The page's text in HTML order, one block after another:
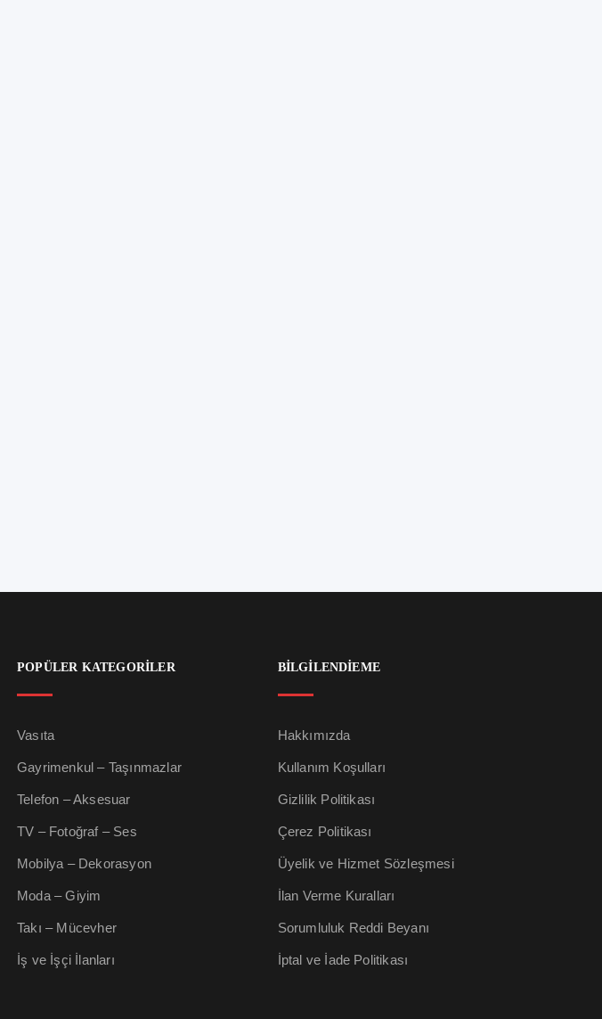
POPÜLER KATEGORİLER
Vasıta
Gayrimenkul – Taşınmazlar
Telefon – Aksesuar
TV – Fotoğraf – Ses
Mobilya – Dekorasyon
Moda – Giyim
Takı – Mücevher
İş ve İşçi İlanları
BİLGİLENDİEME
Hakkımızda
Kullanım Koşulları
Gizlilik Politikası
Çerez Politikası
Üyelik ve Hizmet Sözleşmesi
İlan Verme Kuralları
Sorumluluk Reddi Beyanı
İptal ve İade Politikası